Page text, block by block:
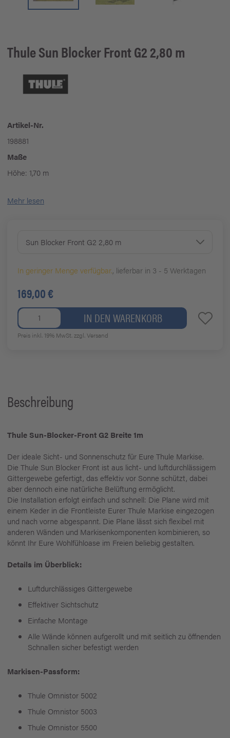
ThuleSun Blocker Front G2 2,80 m
Artikel-Nr.
198881
Maße
Höhe: 1,70 m
Mehr lesen
Sun Blocker Front G2 2,80 m
In geringer Menge verfügbar., lieferbar in 3 - 5 Werktagen
169,00 €
IN DEN WARENKORB
Preis inkl. 19% MwSt.zzgl. Versand
Beschreibung
Thule Sun-Blocker-Front G2 Breite 1m
Der ideale Sicht- und Sonnenschutz für Eure Thule Markise.
Die Thule Sun Blocker Front ist aus licht- und luftdurchlässigem
Gittergewebe gefertigt, das effektiv vor Sonne schützt, dabei
aber dennoch eine natürliche Belüftung ermöglicht.
Die Installation erfolgt einfach und schnell: Die Plane wird mit
einem Keder in die Frontleiste Eurer Thule Markise eingezogen
und nach vorne abgespannt. Die Plane lässt sich flexibel mit
anderen Wänden und Markisenkomponenten kombinieren, so
könnt Ihr Eure Wohlfühloase im Freien beliebig gestalten.
Details im Überblick:
Luftdurchlässiges Gittergewebe
Effektiver Sichtschutz
Einfache Montage
Alle Wände können aufgerollt und mit seitlich zu öffnenden
Schnallen sicher befestigt werden
Markisen-Passform:
Thule Omnistor 5002
Thule Omnistor 5003
Thule Omnistor 5500